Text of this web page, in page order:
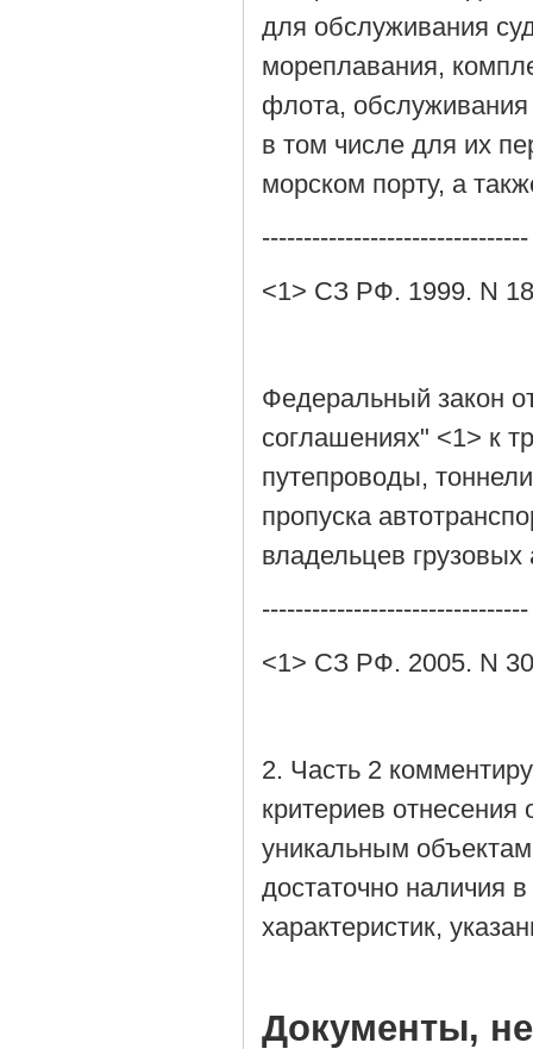
для обслуживания
мореплавания,
флота, обслуживания
в том числе для их
морском порту, а
--------------------------------
<1> СЗ РФ. 1999. N
Федеральный закон
соглашениях" <1> к
путепроводы,
пропуска
владельцев грузовых
--------------------------------
<1> СЗ РФ. 2005. N
2. Часть 2
критериев отнесения
уникальным
достаточно наличия
характеристик,
Документы,